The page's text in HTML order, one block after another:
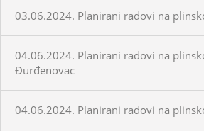
03.06.2024. Planirani radovi na
04.06.2024. Planirani radovi na
Đurđenovac
04.06.2024. Planirani radovi na